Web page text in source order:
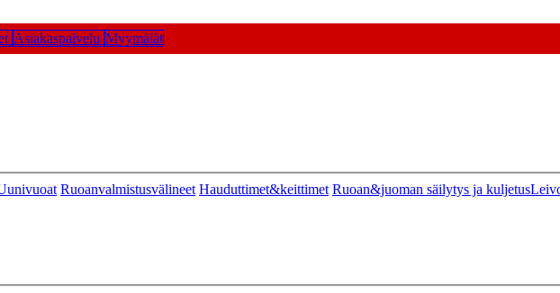
Asiakaspalvelu Myymälät
Ruoanvalmistusvälineet Hauduttimet&keittimet Ruoan&juoman säilytys ja kuljetus